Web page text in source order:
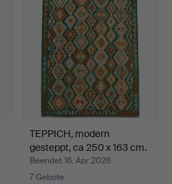
TEPPICH, modern
gesteppt, ca 250 x 163 cm.
Beendet 16. Apr 2026
7 Gebote